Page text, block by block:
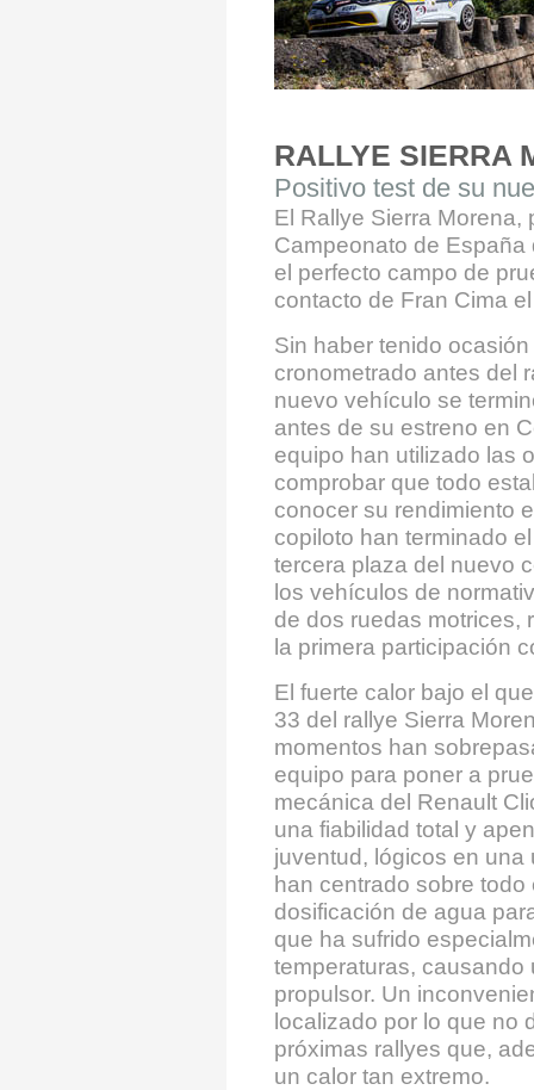
RALLYE SIERRA
Positivo test de su
El Rallye Sierra Morena,
Campeonato de
el perfecto campo de
contacto de Fran Cima
Sin haber tenido
cronometrado antes del
nuevo vehículo se
antes de su estreno en
equipo han utilizado las
comprobar que todo
conocer su rendimiento
copiloto han terminado
tercera plaza del nuevo
los vehículos de
de dos ruedas motrices,
la primera participación
El fuerte calor bajo el
33 del rallye Sierra
momentos han
equipo para poner a
mecánica del Renault
una fiabilidad total y
juventud, lógicos en
han centrado sobre
dosificación de agua
que ha sufrido
temperaturas,
propulsor. Un
localizado por lo que no
próximas rallyes que,
un calor tan extremo.